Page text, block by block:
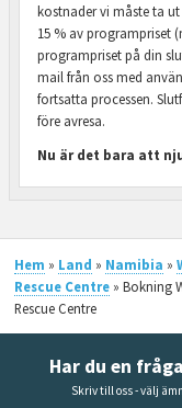
kostnader vi måste ta
15 % av programpriset
programpriset på din
mail från oss med
fortsatta processen.
före avresa.
Nu är det bara att
Hem » Land » Namibia »
Rescue Centre» Bokning
Rescue Centre
Har du en
Skriv till oss - välj